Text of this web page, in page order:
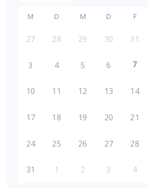
M D M D F
27 28 29 30 31
3 4 5 6 7
10 11 12 13 14
17 18 19 20 21
24 25 26 27 28
31 1 2 3 4